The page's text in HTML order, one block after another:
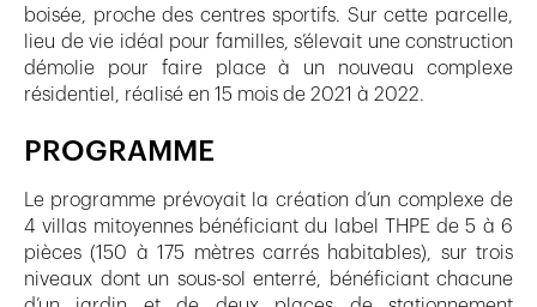
boisée, proche des centres sportifs. Sur cette parcelle,
lieu de vie idéal pour familles, s’élevait une construction
démolie pour faire place à un nouveau complexe
résidentiel, réalisé en 15 mois de 2021 à 2022.
PROGRAMME
Le programme prévoyait la création d’un complexe de
4 villas mitoyennes bénéficiant du label THPE de 5 à 6
pièces (150 à 175 mètres carrés habitables), sur trois
niveaux dont un sous-sol enterré, bénéficiant chacune